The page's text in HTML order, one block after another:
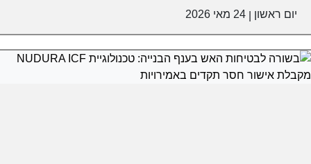
יום ראשון 24 מאי 2026